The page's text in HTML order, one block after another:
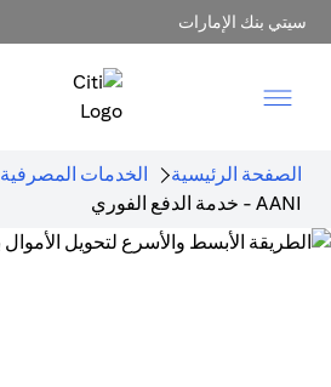
سيتي بنك الإمارات
الصفحة الرئيسية
الخدمات المصرفية
AANI - خدمة الدفع الفوري